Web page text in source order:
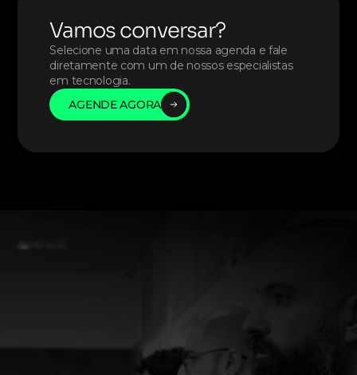
Vamos conversar?
Selecione uma data em nossa agenda e fale
diretamente com um de nossos especialistas
em tecnologia.
AGENDE AGORA
AGENDE AGORA
AGENDE AGORA